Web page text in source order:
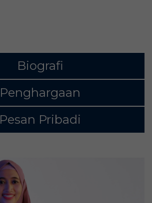
Biografi
Penghargaan
Pesan Pribadi